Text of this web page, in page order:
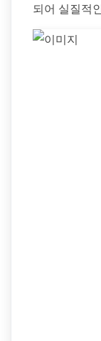
되어 실질적